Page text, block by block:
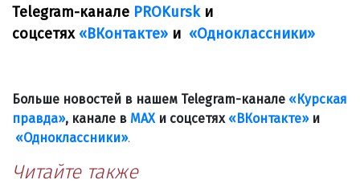
Telegram-канале PROKurskи
соцсетях «ВКонтакте» и «Одноклассники»
Больше новостей в нашем Telegram-канале «Курская
правда», канале в МАХи соцсетях «ВКонтакте»и
«Одноклассники».
Читайте также